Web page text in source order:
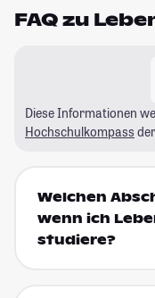
FAQ zu
Diese Informationen
Hochschulkompass
Welchen
wenn ich
studiere?